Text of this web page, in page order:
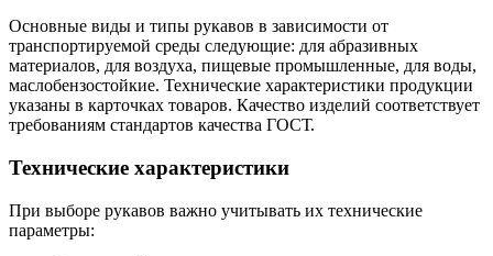
Основные виды и типы рукавов в зависимости от
транспортируемой среды следующие: для абразивных
материалов, для воздуха, пищевые промышленные, для воды,
маслобензостойкие. Технические характеристики продукции
указаны в карточках товаров. Качество изделий соответствует
требованиям стандартов качества ГОСТ.
Технические характеристики
При выборе рукавов важно учитывать их технические
параметры: